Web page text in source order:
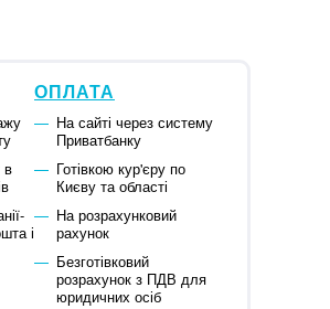
в
і
ОПЛАТА
На сайті через систему
Приватбанку
Готівкою кур'єру по
Києву та області
На розрахунковий
рахунок
Безготівковий
розрахунок з ПДВ для
юридичних осіб